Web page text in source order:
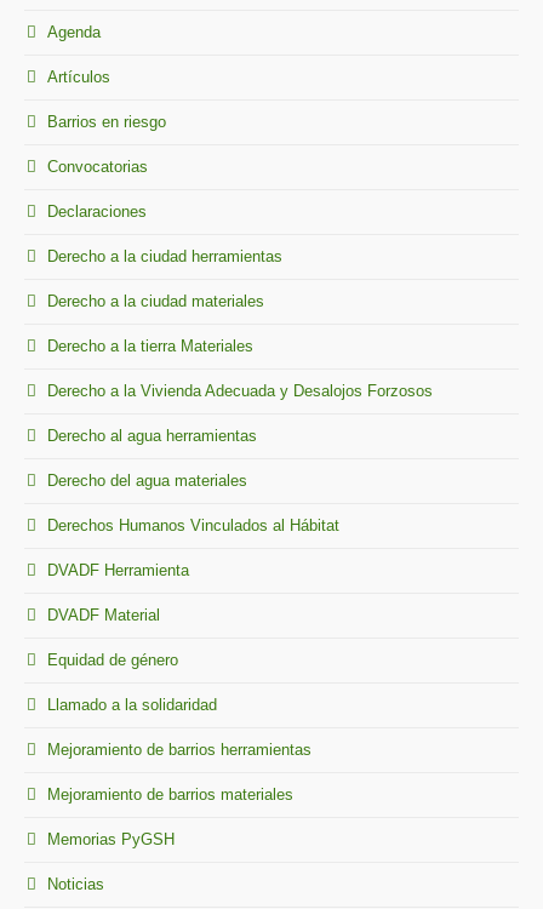
Agenda
Artículos
Barrios en riesgo
Convocatorias
Declaraciones
Derecho a la ciudad herramientas
Derecho a la ciudad materiales
Derecho a la tierra Materiales
Derecho a la Vivienda Adecuada y Desalojos Forzosos
Derecho al agua herramientas
Derecho del agua materiales
Derechos Humanos Vinculados al Hábitat
DVADF Herramienta
DVADF Material
Equidad de género
Llamado a la solidaridad
Mejoramiento de barrios herramientas
Mejoramiento de barrios materiales
Memorias PyGSH
Noticias